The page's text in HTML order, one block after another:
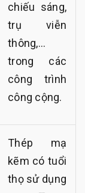
chiếu sáng,
trụ viễn
thông,...
trong các
công trình
công cộng.
Thép mạ
kẽm có tuổi
thọ sử dụng